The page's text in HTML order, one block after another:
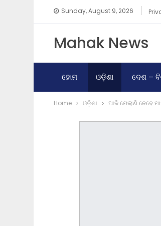
Sunday, August 9, 2026
Mahak News
ହୋମ ଓଡ଼ିଶା ଦେଶ –
Home ଓଡ଼ିଶା ଆଜି ମେଲାଣି ନେବେ